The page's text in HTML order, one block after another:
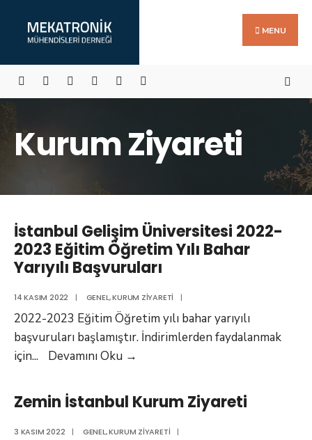
MENU
Kurum Ziyareti
İstanbul Gelişim Üniversitesi 2022-
2023 Eğitim Öğretim Yılı Bahar
Yarıyılı Başvuruları
14 KASIM 2022 | GENEL,KURUM ZIYARETI |
2022-2023 Eğitim Öğretim yılı bahar yarıyılı
başvuruları başlamıştır. İndirimlerden faydalanmak
için... Devamını Oku →
Üniversitesi
2022-
2023
Zemin İstanbul Kurum Ziyareti
3 KASIM 2022 | GENEL,KURUM ZIYARETI |
for: